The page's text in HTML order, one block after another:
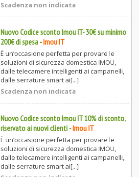
Scadenza non indicata
Nuovo Codice sconto Imou IT- 30€ su minimo
200€ di spesa-Imou IT
È un’occasione perfetta per provare le
soluzioni di sicurezza domestica IMOU,
dalle telecamere intelligenti ai campanelli,
dalle serrature smart ai[...]
Scadenza non indicata
Nuovo Codice sconto Imou IT 10% di sconto,
riservato ai nuovi clienti-Imou IT
È un’occasione perfetta per provare le
soluzioni di sicurezza domestica IMOU,
dalle telecamere intelligenti ai campanelli,
dalle serrature smart ai[...]